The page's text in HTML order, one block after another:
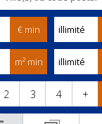
€ min
m² min
2 3 4 +